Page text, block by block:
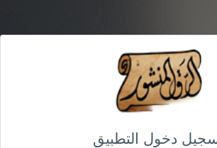
دخول التطبيق